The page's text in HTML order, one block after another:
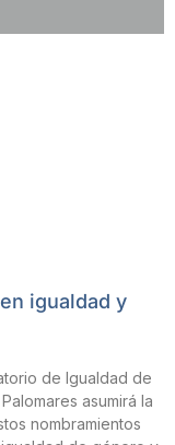
igualdad y
de Igualdad de
asumirá la
nombramientos